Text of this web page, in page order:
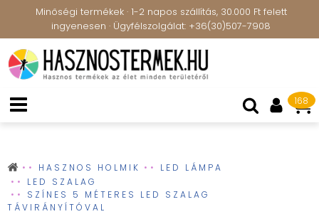
Minőségi termékek · 1-2 napos szállítás, 30.000 Ft felett
ingyenesen · Ügyfélszolgálat: +36(30)507-7908
168
HASZNOS HOLMIK
LED LÁMPA
LED SZALAG
SZÍNES 5 MÉTERES LED SZALAG
TÁVIRÁNYÍTÓVAL